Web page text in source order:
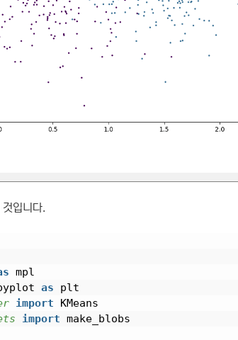
입니다.
mpl
as plt
import KMeans
import make_blobs